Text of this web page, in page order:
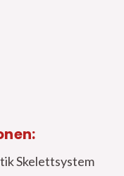
Skelettsystem